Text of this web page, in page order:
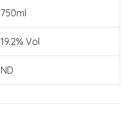
750ml
19.2% Vol
ND